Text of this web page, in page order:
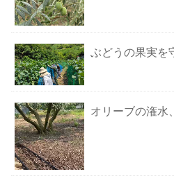
ぶどうの果実を
オリーブの潅水